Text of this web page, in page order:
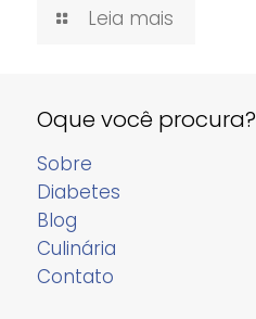
Leia mais
Oque você procura?
Sobre
Diabetes
Blog
Culinária
Contato